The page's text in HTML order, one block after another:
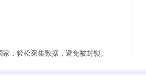
，轻松采集数据，避免被封锁。